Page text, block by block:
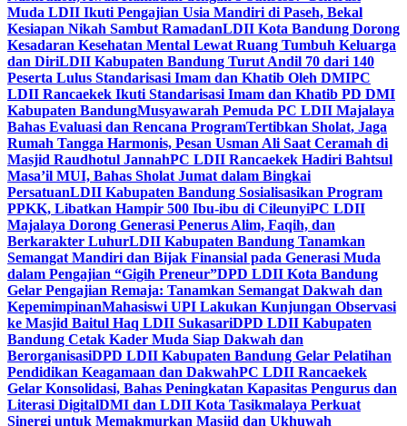
Muda LDII Ikuti Pengajian Usia Mandiri di Paseh, Bekal
Kesiapan Nikah Sambut RamadanLDII Kota Bandung Dorong
Kesadaran Kesehatan Mental Lewat Ruang Tumbuh Keluarga
dan DiriLDII Kabupaten Bandung Turut Andil 70 dari 140
Peserta Lulus Standarisasi Imam dan Khatib Oleh DMIPC
LDII Rancaekek Ikuti Standarisasi Imam dan Khatib PD DMI
Kabupaten BandungMusyawarah Pemuda PC LDII Majalaya
Bahas Evaluasi dan Rencana ProgramTertibkan Sholat, Jaga
Rumah Tangga Harmonis, Pesan Usman Ali Saat Ceramah di
Masjid Raudhotul JannahPC LDII Rancaekek Hadiri Bahtsul
Masa’il MUI, Bahas Sholat Jumat dalam Bingkai
PersatuanLDII Kabupaten Bandung Sosialisasikan Program
PPKK, Libatkan Hampir 500 Ibu-ibu di CileunyiPC LDII
Majalaya Dorong Generasi Penerus Alim, Faqih, dan
Berkarakter LuhurLDII Kabupaten Bandung Tanamkan
Semangat Mandiri dan Bijak Finansial pada Generasi Muda
dalam Pengajian “Gigih Preneur”DPD LDII Kota Bandung
Gelar Pengajian Remaja: Tanamkan Semangat Dakwah dan
KepemimpinanMahasiswi UPI Lakukan Kunjungan Observasi
ke Masjid Baitul Haq LDII SukasariDPD LDII Kabupaten
Bandung Cetak Kader Muda Siap Dakwah dan
BerorganisasiDPD LDII Kabupaten Bandung Gelar Pelatihan
Pendidikan Keagamaan dan DakwahPC LDII Rancaekek
Gelar Konsolidasi, Bahas Peningkatan Kapasitas Pengurus dan
Literasi DigitalDMI dan LDII Kota Tasikmalaya Perkuat
Sinergi untuk Memakmurkan Masjid dan Ukhuwah